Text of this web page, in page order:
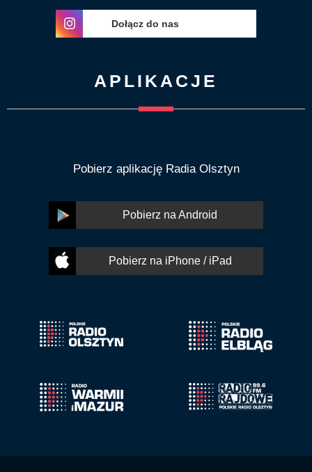
Dołącz do nas
APLIKACJE
Pobierz aplikację Radia Olsztyn
Pobierz na Android
Pobierz na iPhone / iPad